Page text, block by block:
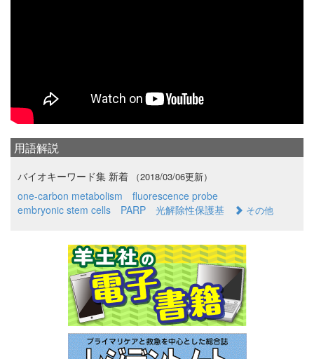
用語解説
バイオキーワード集 新着 （2018/03/06更新）
one-carbon metabolism
fluorescence probe
embryonic stem cells
PARP 光解除性保護基 その他